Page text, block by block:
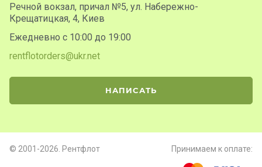
Речной вокзал, причал №5, ул. Набережно-
Крещатицкая, 4, Киев
Ежедневно с 10:00 до 19:00
rentflotorders@ukr.net
НАПИСАТЬ
© 2001-2026. Рентфлот Принимаем к оплате: